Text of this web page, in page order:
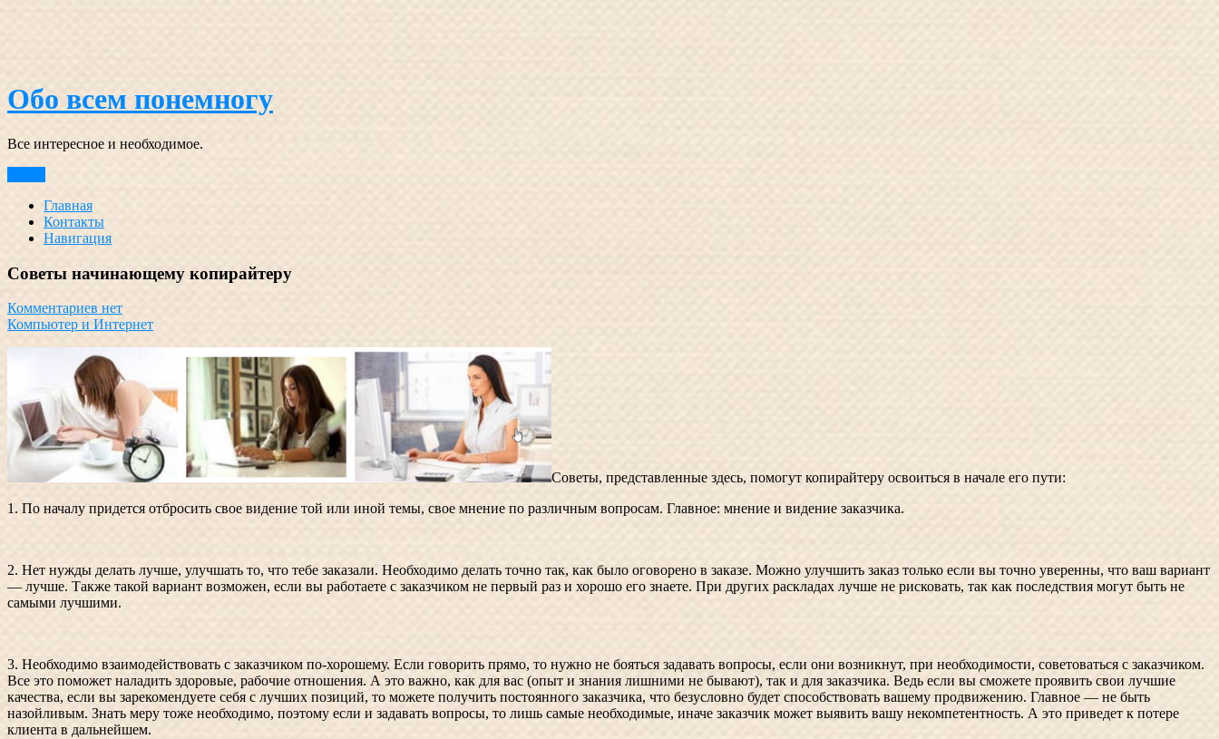
Обо всем понемногу
Все интересное и необходимое.
Главная
Контакты
Навигация
Советы начинающему копирайтеру
Комментариев нет
Компьютер и Интернет
Советы, представленные здесь, помогут копирайтеру освоиться в начале его пути:
1. По началу придется отбросить свое видение той или иной темы, свое мнение по различным вопросам. Главное: мнение и видение заказчика.
2. Нет нужды делать лучше, улучшать то, что тебе заказали. Необходимо делать точно так, как было оговорено в заказе. Можно улучшить заказ только если вы точно уверенны, что ваш вариант
— лучше. Также такой вариант возможен, если вы работаете с заказчиком не первый раз и хорошо его знаете. При других раскладах лучше не рисковать, так как последствия могут быть не
самыми лучшими.
3. Необходимо взаимодействовать с заказчиком по-хорошему. Если говорить прямо, то нужно не бояться задавать вопросы, если они возникнут, при необходимости, советоваться с заказчиком.
Все это поможет наладить здоровые, рабочие отношения. А это важно, как для вас (опыт и знания лишними не бывают), так и для заказчика. Ведь если вы сможете проявить свои лучшие
качества, если вы зарекомендуете себя с лучших позиций, то можете получить постоянного заказчика, что безусловно будет способствовать вашему продвижению. Главное — не быть
назойливым. Знать меру тоже необходимо, поэтому если и задавать вопросы, то лишь самые необходимые, иначе заказчик может выявить вашу некомпетентность. А это приведет к потере
клиента в дальнейшем.